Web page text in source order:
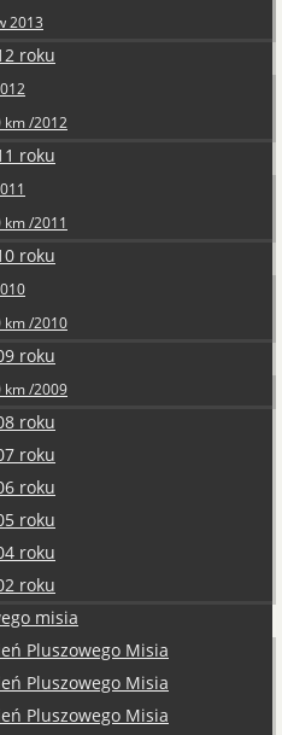
2013
roku
km /2012
roku
km /2011
roku
km /2010
roku
km /2009
roku
roku
roku
roku
roku
roku
misia
Pluszowego Misia
Pluszowego Misia
Pluszowego Misia